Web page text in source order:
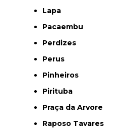
Lapa
Pacaembu
Perdizes
Perus
Pinheiros
Pirituba
Praça da Arvore
Raposo Tavares